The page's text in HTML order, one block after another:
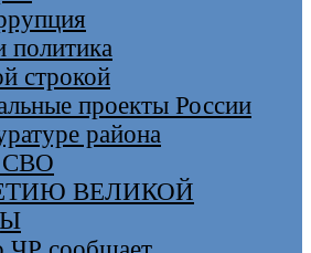
политика
строкой
проекты России
района
ВЕЛИКОЙ